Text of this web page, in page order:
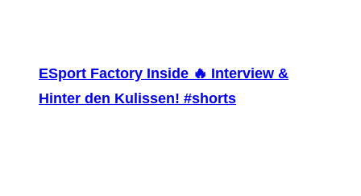
ESport Factory Inside 🔥 Interview &
Hinter den Kulissen! #shorts